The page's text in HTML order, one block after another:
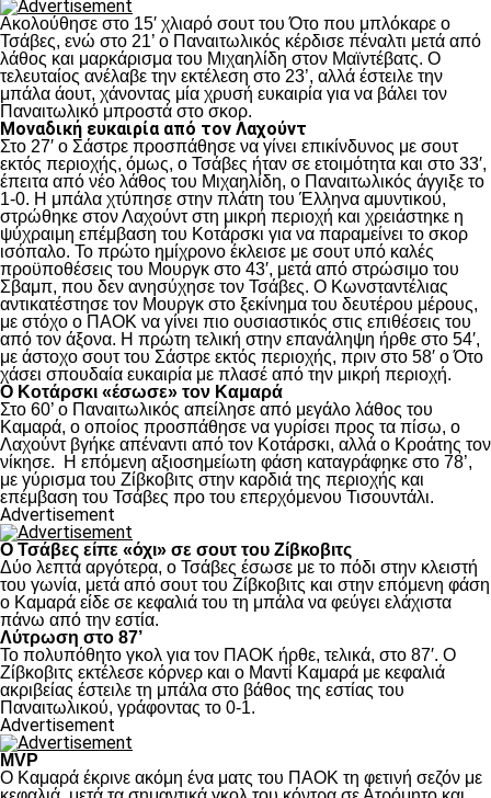
Ακολούθησε στο 15′ χλιαρό σουτ του Ότο που μπλόκαρε ο
Τσάβες, ενώ στο 21’ ο Παναιτωλικός κέρδισε πέναλτι μετά από
λάθος και μαρκάρισμα του Μιχαηλίδη στον Μαϊντέβατς. Ο
τελευταίος ανέλαβε την εκτέλεση στο 23’, αλλά έστειλε την
μπάλα άουτ, χάνοντας μία χρυσή ευκαιρία για να βάλει τον
Παναιτωλικό μπροστά στο σκορ.
Μοναδική ευκαιρία από τον Λαχούντ
Στο 27′ ο Σάστρε προσπάθησε να γίνει επικίνδυνος με σουτ
εκτός περιοχής, όμως, ο Τσάβες ήταν σε ετοιμότητα και στο 33′,
έπειτα από νέο λάθος του Μιχαηλίδη, ο Παναιτωλικός άγγιξε το
1-0. Η μπάλα χτύπησε στην πλάτη του Έλληνα αμυντικού,
στρώθηκε στον Λαχούντ στη μικρή περιοχή και χρειάστηκε η
ψύχραιμη επέμβαση του Κοτάρσκι για να παραμείνει το σκορ
ισόπαλο. Το πρώτο ημίχρονο έκλεισε με σουτ υπό καλές
προϋποθέσεις του Μουργκ στο 43′, μετά από στρώσιμο του
Σβαμπ, που δεν ανησύχησε τον Τσάβες. Ο Κωνσταντέλιας
αντικατέστησε τον Μουργκ στο ξεκίνημα του δευτέρου μέρους,
με στόχο ο ΠΑΟΚ να γίνει πιο ουσιαστικός στις επιθέσεις του
από τον άξονα. Η πρώτη τελική στην επανάληψη ήρθε στο 54′,
με άστοχο σουτ του Σάστρε εκτός περιοχής, πριν στο 58′ ο Ότο
χάσει σπουδαία ευκαιρία με πλασέ από την μικρή περιοχή.
Ο Κοτάρσκι «έσωσε» τον Καμαρά
Στο 60’ ο Παναιτωλικός απείλησε από μεγάλο λάθος του
Καμαρά, ο οποίος προσπάθησε να γυρίσει προς τα πίσω, ο
Λαχούντ βγήκε απέναντι από τον Κοτάρσκι, αλλά ο Κροάτης τον
νίκησε. Η επόμενη αξιοσημείωτη φάση καταγράφηκε στο 78’,
με γύρισμα του Ζίβκοβιτς στην καρδιά της περιοχής και
επέμβαση του Τσάβες προ του επερχόμενου Τισουντάλι.
Advertisement
Ο Τσάβες είπε «όχι» σε σουτ του Ζίβκοβιτς
Δύο λεπτά αργότερα, ο Τσάβες έσωσε με το πόδι στην κλειστή
του γωνία, μετά από σουτ του Ζίβκοβιτς και στην επόμενη φάση
ο Καμαρά είδε σε κεφαλιά του τη μπάλα να φεύγει ελάχιστα
πάνω από την εστία.
Λύτρωση στο 87’
Το πολυπόθητο γκολ για τον ΠΑΟΚ ήρθε, τελικά, στο 87′. Ο
Ζίβκοβιτς εκτέλεσε κόρνερ και ο Μαντί Καμαρά με κεφαλιά
ακριβείας έστειλε τη μπάλα στο βάθος της εστίας του
Παναιτωλικού, γράφοντας το 0-1.
Advertisement
MVP
Ο Καμαρά έκρινε ακόμη ένα ματς του ΠΑΟΚ τη φετινή σεζόν με